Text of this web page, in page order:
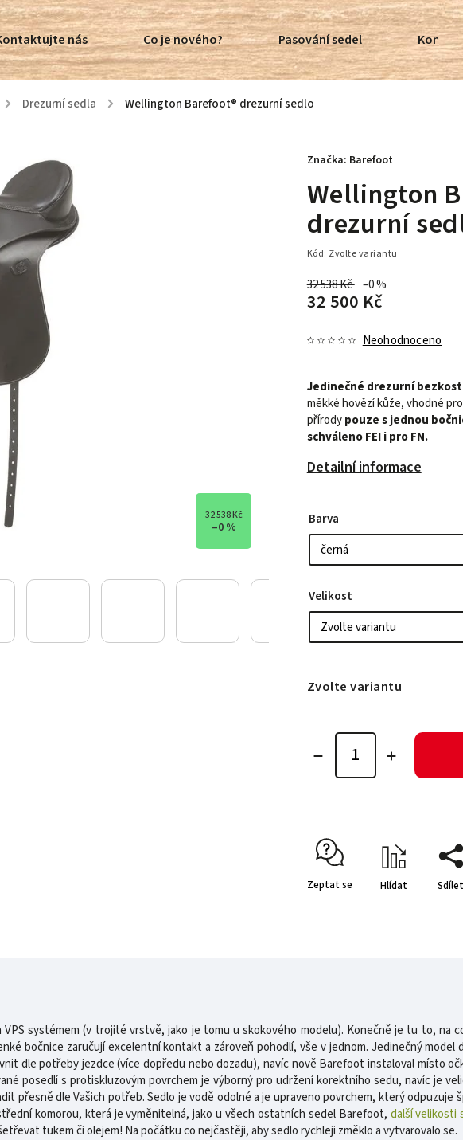
nás Co je nového? Pasování sedel
/ Drezurní sedla / Wellington Barefoot® drezurní sedlo
32 538 Kč
–0 %
Wellington
drezurní
Kód: Zvolte variantu
32 538 Kč –0 %
32 500 Kč
Neohodnoceno
Jedinečné drezurní
měkké hovězí kůže, vhodné
přírodypouze s jednou
schváleno FEI i pro FN.
Detailní informace
Značka: Barefoot
Barva
Velikost
Zvolte variantu
Zeptat se Hlídat Sdílet
systémem (v trojité vrstvě, jako je tomu u skokového modelu). Konečně je tu to, na
bočnice zaručují excelentní kontakt a zároveň pohodlí, vše v jednom. Jedinečný model
dle potřeby jezdce (více dopředu nebo dozadu), navíc nově Barefoot instaloval místo
posedlí s protiskluzovým povrchem je výborný pro udržení korektního sedu, navíc je
přesně dle Vašich potřeb. Sedlo je vodě odolné a je upraveno povrchem, který odpuzuje
komorou, která je vyměnitelná, jako u všech ostatních sedel Barefoot, další velikosti
tukem či olejem! Na počátku co nejčastěji, aby sedlo rychleji změklo a vytvarovalo se.